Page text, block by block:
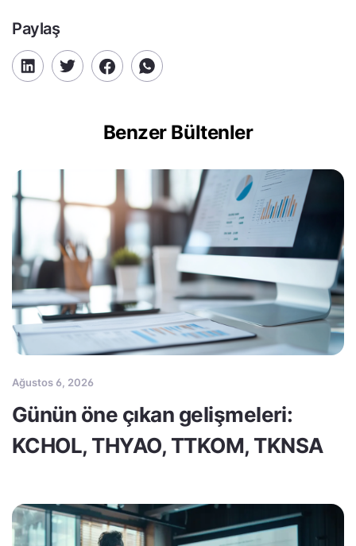
Paylaş
Benzer Bültenler
Ağustos 6, 2026
Günün öne çıkan gelişmeleri:
KCHOL, THYAO, TTKOM, TKNSA